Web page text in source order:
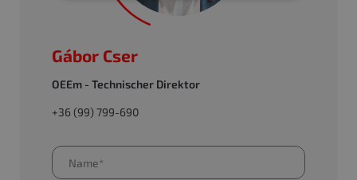
Gábor Cser
OEEm - Technischer Direktor
+36 (99) 799-690